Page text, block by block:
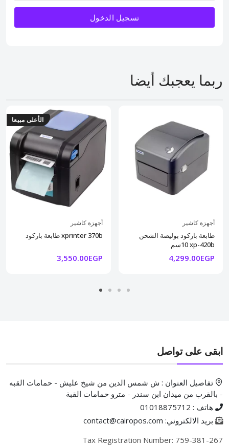
تسجيل الدخول
ربما يعجبك أيضا
الأعلى مبيعا
أجهزة كاشير
طابعة باركود xprinter 370b
3,550.00EGP
أجهزة كاشير
طابعة باركود بوليصة الشحن
10سم xp-420b
4,299.00EGP
ابقى على تواصل
تفاصيل العنوان : ش شمس الدين من شيخ عليش - حمامات القبه
- بالقرب من ميدان ابن سندر - مترو حمامات القبة
هاتف : 01018875712
بريد الالكتروني: contact@cairopos.com
Tax Registration Number: 759-381-267